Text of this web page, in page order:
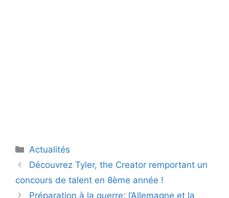
Catégories
Actualités
Découvrez Tyler, the Creator remportant un
concours de talent en 8ème année !
Préparation à la guerre: l’Allemagne et la